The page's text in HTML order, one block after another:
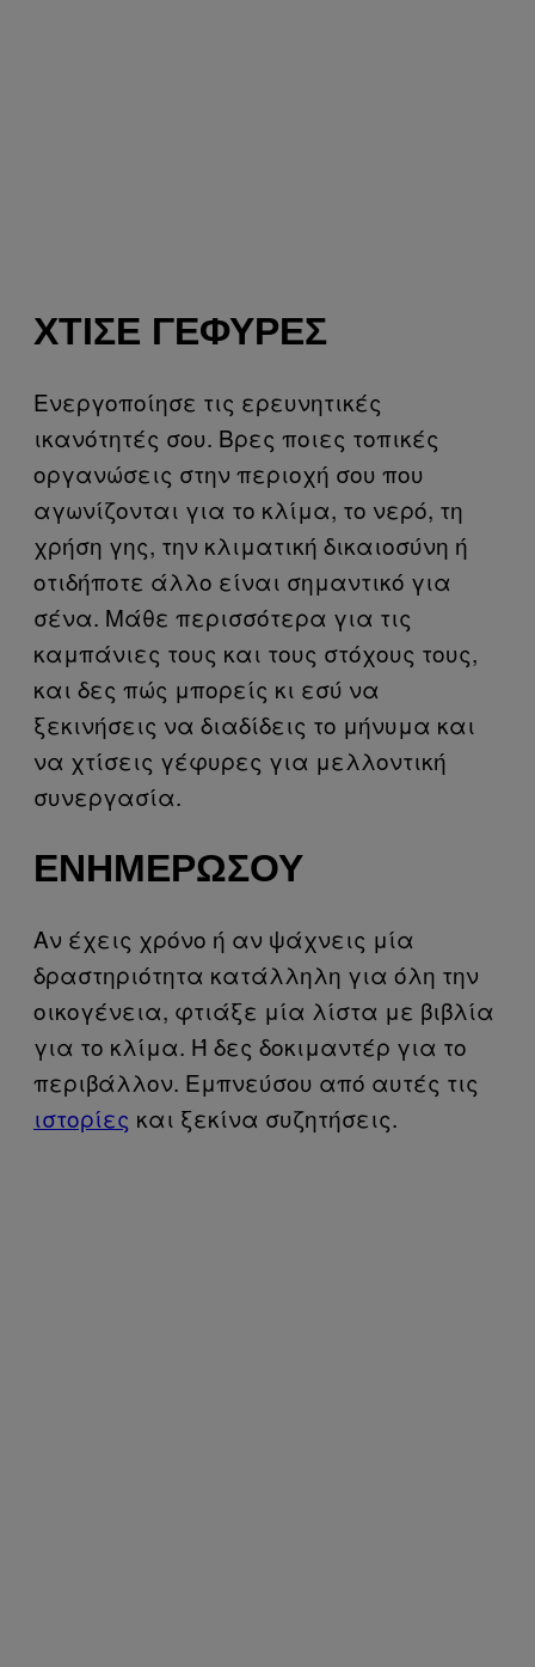
ΧΤΊΣΕ ΓΈΦΥΡΕΣ
Ενεργοποίησε τις ερευνητικές
ικανότητές σου. Βρες ποιες τοπικές
οργανώσεις στην περιοχή σου που
αγωνίζονται για το κλίμα, το νερό, τη
χρήση γης, την κλιματική δικαιοσύνη ή
οτιδήποτε άλλο είναι σημαντικό για
σένα. Μάθε περισσότερα για τις
καμπάνιες τους και τους στόχους τους,
και δες πώς μπορείς κι εσύ να
ξεκινήσεις να διαδίδεις το μήνυμα και
να χτίσεις γέφυρες για μελλοντική
συνεργασία.
ΕΝΗΜΕΡΏΣΟΥ
Αν έχεις χρόνο ή αν ψάχνεις μία
δραστηριότητα κατάλληλη για όλη την
οικογένεια, φτιάξε μία λίστα με βιβλία
για το κλίμα. Ή δες δοκιμαντέρ για το
περιβάλλον. Εμπνεύσου από αυτές τις
ιστορίες και ξεκίνα συζητήσεις.